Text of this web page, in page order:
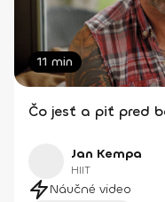
11 min
Čo jesť a piť pred
Jan Kempa
HIIT
Náučné video